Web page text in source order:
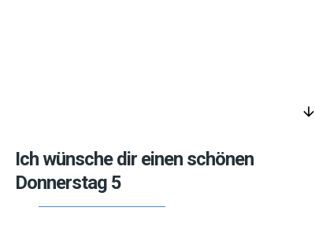
arrow_downward
Ich wünsche dir einen schönen
Donnerstag 5